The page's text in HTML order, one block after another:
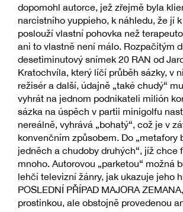
dopomohl autorce, jež zřejmě byla
narcistního yuppieho, k náhledu, že jí
poslouží vlastní pohovka než
ani to vlastně není málo. Rozpačitým
desetiminutový snímek 20 RAN od
Kratochvíla, který líčí průběh sázky, v
režisér a další, údajně „také chudý“
vyhrát na jednom podnikateli milión
sázka na úspěch v partii minigolfu
nereálně, vyhrává „bohatý“, což je v
konvenčním způsobem. Do „metafory
jedněch a chudoby druhých“, jíž chce
mnoho. Autorovou „parketou“ možná
lehčí televizní žánry, jak ukazuje jeho
POSLEDNÍ PŘÍPAD MAJORA
prostinkou, ale obstojně provedenou